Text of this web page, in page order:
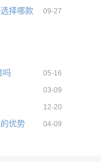
择哪款 09-27
吗 05-16
03-09
12-20
优势 04-09